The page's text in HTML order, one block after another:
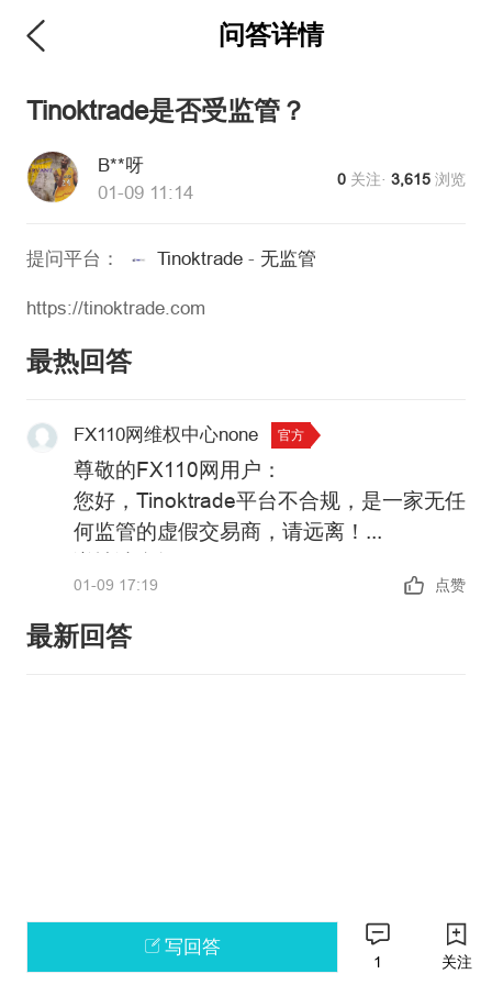
问答详情
Tinoktrade是否受监管？
B**呀
01-09 11:14
0 关注·3,615 浏览
提问平台： Tinoktrade- 无监管
https://tinoktrade.com
最热回答
FX110网维权中心none 官方
尊敬的FX110网用户：
您好，Tinoktrade平台不合规，是一家无任
何监管的虚假交易商，请远离！
https://xujia.fx110.vip/falsebroker/details/
政策警告：中国未批准任何机构在境内开
展外汇保证金业务，凡未经批准的机构擅
01-09 17:19 点赞
最新回答
写回答
1 关注